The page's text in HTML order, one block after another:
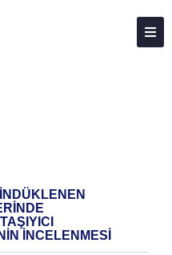
INCELENMESI